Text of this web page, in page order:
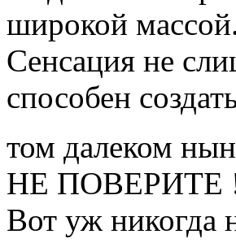
широкой
Сенсация не
способен
том далеком
НЕ ПОВЕРИТЕ
Вот уж никогда